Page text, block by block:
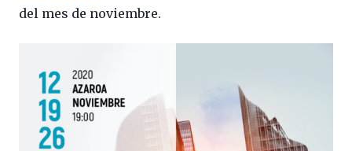
del mes de noviembre.